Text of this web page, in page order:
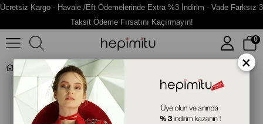
Ücretsiz Kargo - Havale /Eft Ödemelerinde Extra %3 İndirim - Vade Farksız 3
Taksit Ödeme Fırsatını Kaçırmayın!
0
Kırmızı Mineli İkili Gümüş Takı Seti ×